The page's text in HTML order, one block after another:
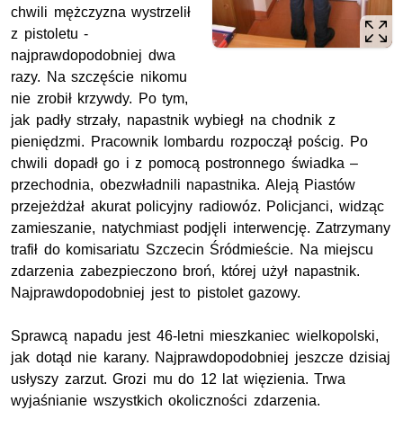
chwili mężczyzna wystrzelił
z pistoletu -
najprawdopodobniej dwa
razy. Na szczęście nikomu
nie zrobił krzywdy. Po tym,
jak padły strzały, napastnik wybiegł na chodnik z
pieniędzmi. Pracownik lombardu rozpoczął pościg. Po
chwili dopadł go i z pomocą postronnego świadka –
przechodnia, obezwładnili napastnika. Aleją Piastów
przejeżdżał akurat policyjny radiowóz. Policjanci, widząc
zamieszanie, natychmiast podjęli interwencję. Zatrzymany
trafił do komisariatu Szczecin Śródmieście. Na miejscu
zdarzenia zabezpieczono broń, której użył napastnik.
Najprawdopodobniej jest to pistolet gazowy.
Sprawcą napadu jest 46-letni mieszkaniec wielkopolski,
jak dotąd nie karany. Najprawdopodobniej jeszcze dzisiaj
usłyszy zarzut. Grozi mu do 12 lat więzienia. Trwa
wyjaśnianie wszystkich okoliczności zdarzenia.